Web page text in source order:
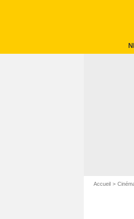
Accueil